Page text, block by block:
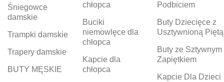
Śniegowce
damskie
Trampki damskie
Trapery damskie
BUTY MĘSKIE
chłopca
Buciki
niemowlęce dla
chłopca
Kapcie dla
chłopca
Podbiciem
Buty Dziecięce z
Usztywnioną Piętą
Buty ze Sztywnym
Zapiętkiem
Kapcie Dla Dzieci